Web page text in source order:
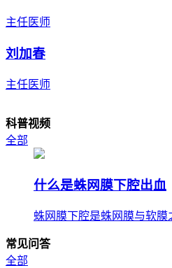
主任医师
刘加春
主任医师
科普视频
全部
什么是蛛网膜下腔出血
常见问答
全部